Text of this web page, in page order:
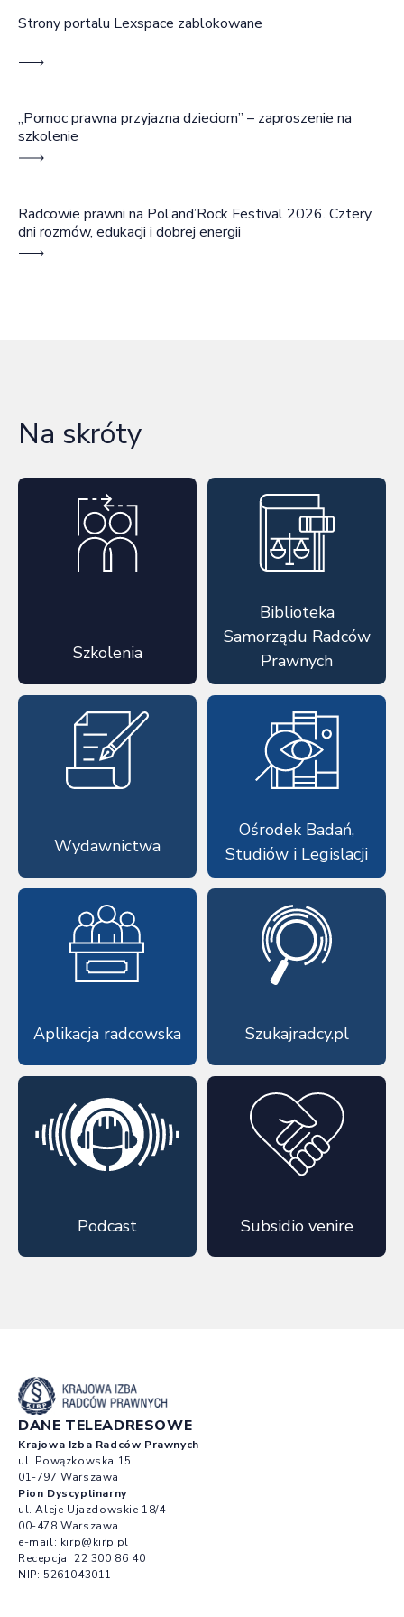
Strony portalu Lexspace zablokowane
„Pomoc prawna przyjazna dzieciom” – zaproszenie na
szkolenie
Radcowie prawni na Pol’and’Rock Festival 2026. Cztery
dni rozmów, edukacji i dobrej energii
Na skróty
Szkolenia
Biblioteka
Samorządu Radców
Prawnych
Wydawnictwa
Ośrodek Badań,
Studiów i Legislacji
Aplikacja radcowska Szukajradcy.pl
Podcast Subsidio venire
DANE TELEADRESOWE
Krajowa Izba Radców Prawnych
ul. Powązkowska 15
01-797 Warszawa
Pion Dyscyplinarny
ul. Aleje Ujazdowskie 18/4
00-478 Warszawa
e-mail: kirp@kirp.pl
Recepcja: 22 300 86 40
NIP: 5261043011